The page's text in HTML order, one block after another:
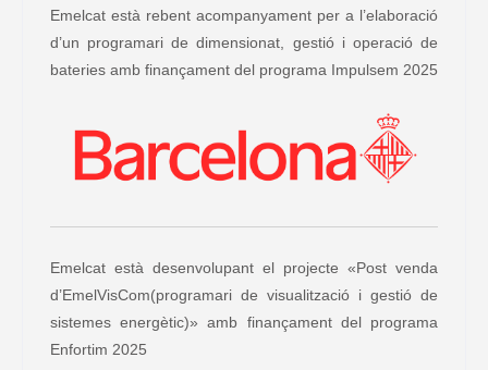
Emelcat està rebent acompanyament per a l’elaboració
d’un programari de dimensionat, gestió i operació de
bateries amb finançament del programa Impulsem 2025
Emelcat està desenvolupant el projecte «Post venda
d’EmelVisCom(programari de visualització i gestió de
sistemes energètic)» amb finançament del programa
Enfortim 2025